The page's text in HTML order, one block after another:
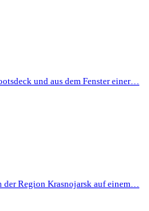
und aus dem Fenster einer…
Region Krasnojarsk auf einem…